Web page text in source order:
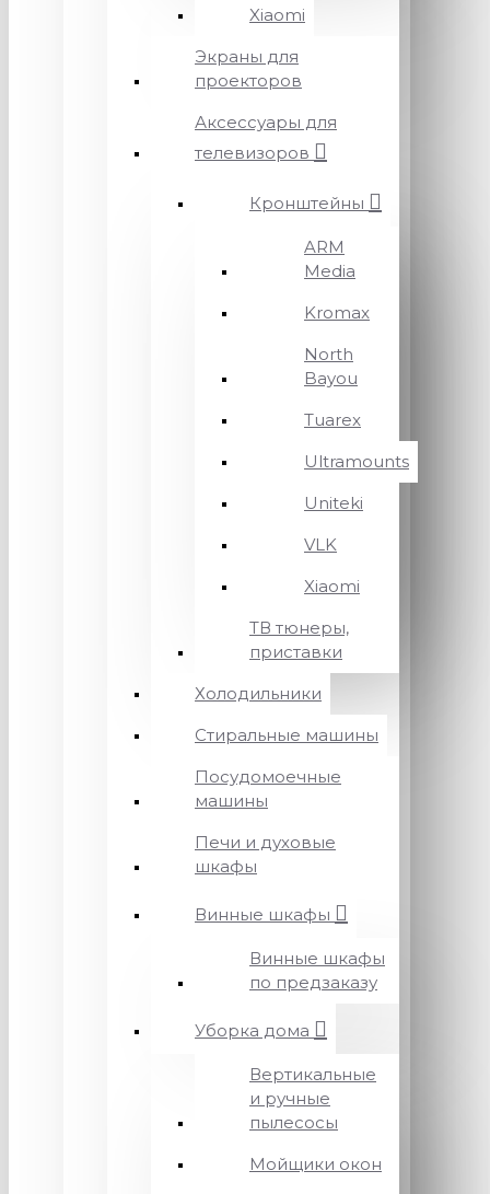
Xiaomi
Экраны для
проекторов
Аксессуары для
телевизоров
Кронштейны
ARM
Media
Kromax
North
Bayou
Tuarex
Ultramounts
Uniteki
VLK
Xiaomi
ТВ тюнеры,
приставки
Холодильники
Стиральные машины
Посудомоечные
машины
Печи и духовые
шкафы
Винные шкафы
Винные шкафы
по предзаказу
Уборка дома
Вертикальные
и ручные
пылесосы
Мойщики окон